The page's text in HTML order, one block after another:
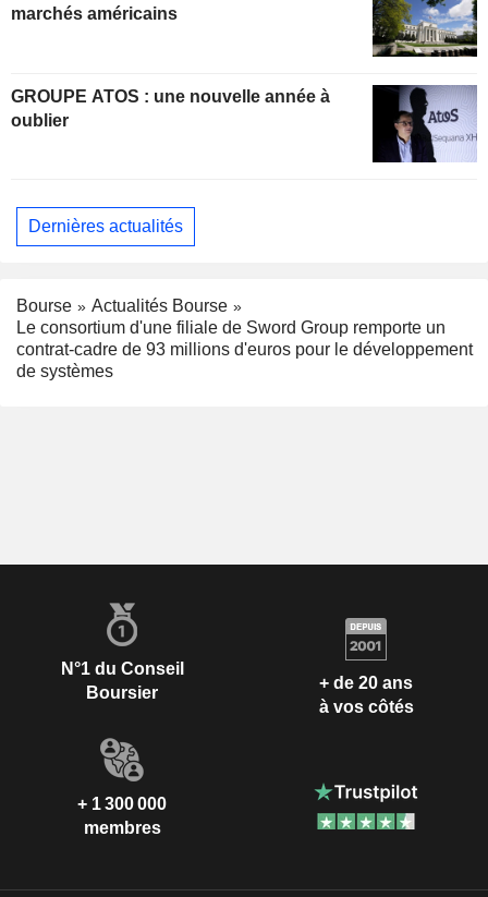
marchés américains
GROUPE ATOS : une nouvelle année à
oublier
Dernières actualités
Bourse
Actualités Bourse
Le consortium d'une filiale de Sword Group remporte un
contrat-cadre de 93 millions d'euros pour le développement
de systèmes
N°1 du Conseil
Boursier
+ de 20 ans
à vos côtés
+ 1 300 000
membres